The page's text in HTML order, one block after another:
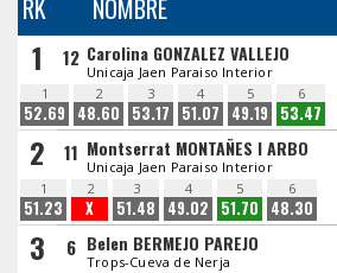
RK NOMBRE
1 12 Carolina GONZALEZ VALLEJO
Unicaja Jaen Paraiso Interior
1
52.69
2
48.60
3
53.17
4
51.07
5
49.19
6
53.47
2 11 Montserrat MONTAÑES I ARBO
Unicaja Jaen Paraiso Interior
1
51.23
2
X
3
51.48
4
49.02
5
51.70
6
48.30
3 6 Belen BERMEJO PAREJO
Trops-Cueva de Nerja